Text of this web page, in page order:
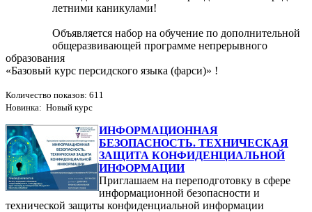
летними каникулами!
Объявляется набор на обучение по дополнительной
общеразвивающей программе непрерывного
образования
«Базовый курс персидского языка (фарси)» !
Количество показов: 611
Новинка: Новый курс
ИНФОРМАЦИОННАЯ
БЕЗОПАСНОСТЬ. ТЕХНИЧЕСКАЯ
ЗАЩИТА КОНФИДЕНЦИАЛЬНОЙ
ИНФОРМАЦИИ
Приглашаем на переподготовку в сфере
информационной безопасности и
технической защиты конфиденциальной информации